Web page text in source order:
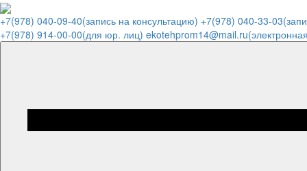
+7(978) 040-09-40(запись на консультацию) +7(978) 040-33-03
+7(978) 914-00-00(для юр. лиц) ekotehprom14@mail.ru